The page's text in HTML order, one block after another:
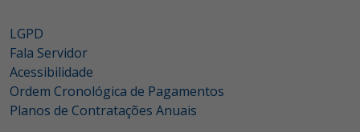
LGPD
Fala Servidor
Acessibilidade
Ordem Cronológica de Pagamentos
Planos de Contratações Anuais